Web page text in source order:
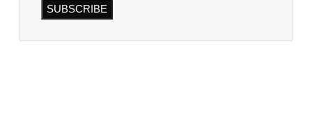
SUBSCRIBE